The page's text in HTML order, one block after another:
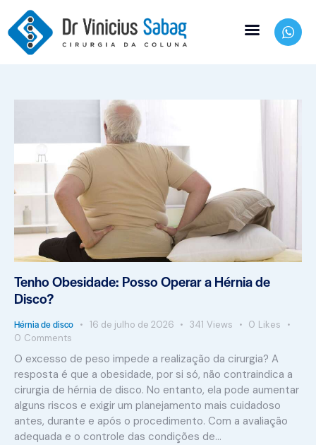
Tenho Obesidade: Posso Operar a Hérnia de
Disco?
Hérnia de disco 16 de julho de 2026 341 Views 0 Likes
0 Comments
O excesso de peso impede a realização da cirurgia? A
resposta é que a obesidade, por si só, não contraindica a
cirurgia de hérnia de disco. No entanto, ela pode aumentar
alguns riscos e exigir um planejamento mais cuidadoso
antes, durante e após o procedimento. Com a avaliação
adequada e o controle das condições de…